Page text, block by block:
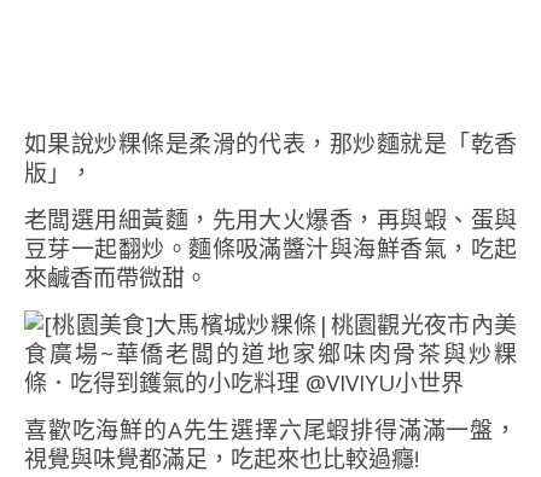
如果說炒粿條是柔滑的代表，那炒麵就是「乾香
版」，
老闆選用細黃麵，先用大火爆香，再與蝦、蛋與
豆芽一起翻炒。麵條吸滿醬汁與海鮮香氣，吃起
來鹹香而帶微甜。
喜歡吃海鮮的A先生選擇六尾蝦排得滿滿一盤，
視覺與味覺都滿足，吃起來也比較過癮!